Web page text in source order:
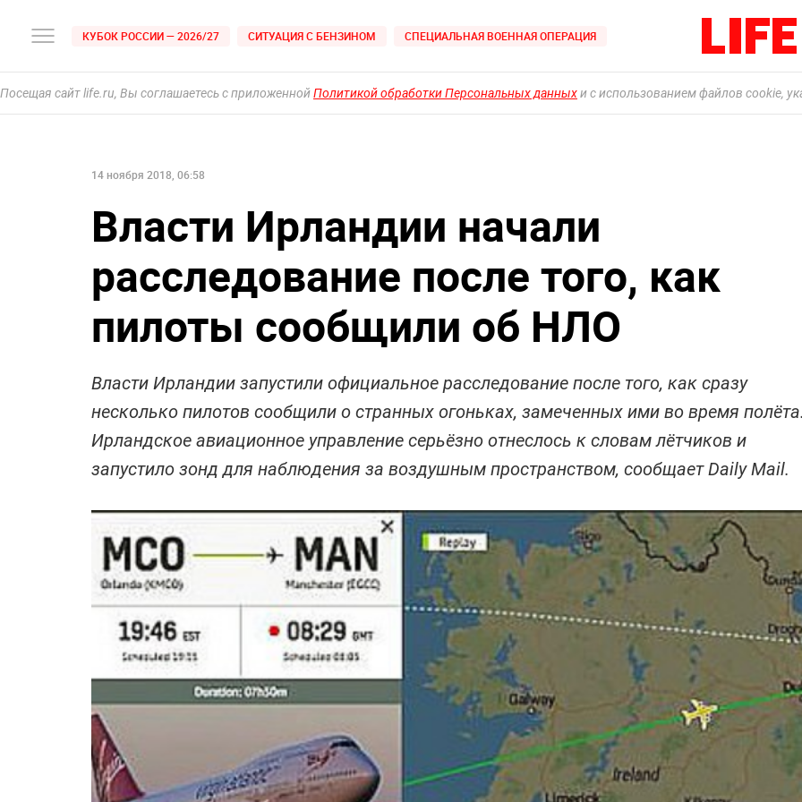
КУБОК РОССИИ — 2026/27 СИТУАЦИЯ С БЕНЗИНОМ СПЕЦИАЛЬНАЯ ВОЕННАЯ ОПЕРАЦИЯ
Посещая сайт life.ru, Вы соглашаетесь с приложеннойПолитикой обработки Персональных данныхи с использованием файлов cookie,
14 ноября 2018, 06:58
Власти Ирландии начали
расследование после того, как
пилоты сообщили об НЛО
Власти Ирландии запустили официальное расследование после того, как сразу
несколько пилотов сообщили о странных огоньках, замеченных ими во время
Ирландское авиационное управление серьёзно отнеслось к словам лётчиков и
запустило зонд для наблюдения за воздушным пространством, сообщает Daily Mail.